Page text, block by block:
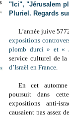
"Ici", "Jérusalem
Pluriel. Regards
L’année juive
expositions
plomb durci » et «
service culturel de
d’Israël en France.
En cet automne
poursuit dans
expositions anti-
causaient pas assez